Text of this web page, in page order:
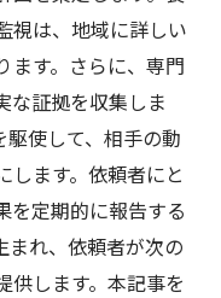
視は、地域に詳しい
ます。さらに、専門
な証拠を収集しま
駆使して、相手の動
します。依頼者にと
を定期的に報告する
まれ、依頼者が次の
供します。本記事を